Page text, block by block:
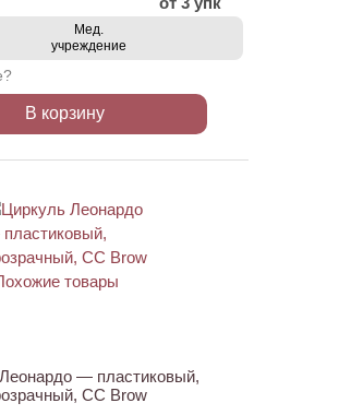
Мед.
учреждение
В корзину
— пластиковый,
CC Brow